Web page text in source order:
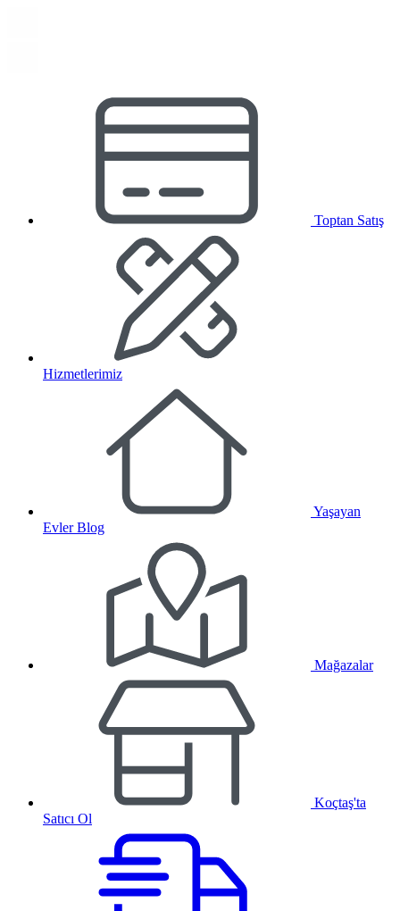
Toptan Satış
Hizmetlerimiz
Yaşayan
Evler Blog
Mağazalar
Koçtaş'ta
Satıcı Ol